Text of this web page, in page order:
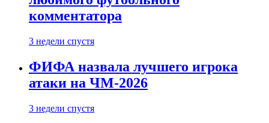
комментатора
3 недели спустя
ФИФА назвала лучшего игрока
атаки на ЧМ-2026
3 недели спустя